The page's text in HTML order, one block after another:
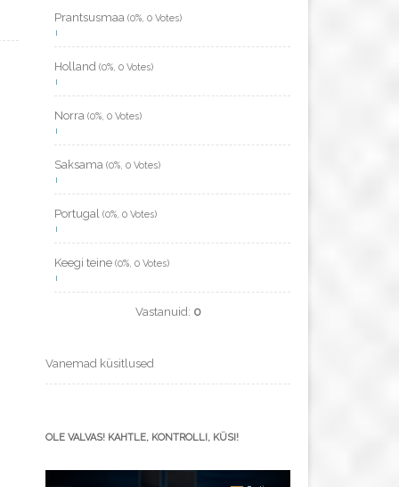
Prantsusmaa (0%, 0 Votes)
Holland (0%, 0 Votes)
Norra (0%, 0 Votes)
Saksama (0%, 0 Votes)
Portugal (0%, 0 Votes)
Keegi teine (0%, 0 Votes)
Vastanuid: 0
Vanemad küsitlused
OLE VALVAS! KAHTLE, KONTROLLI, KÜSI!